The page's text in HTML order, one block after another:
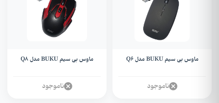
ماوس بی سیم BUKU مدل Q6
ناموجود
ماوس بی سیم BUKU مدل Q۸
ناموجود